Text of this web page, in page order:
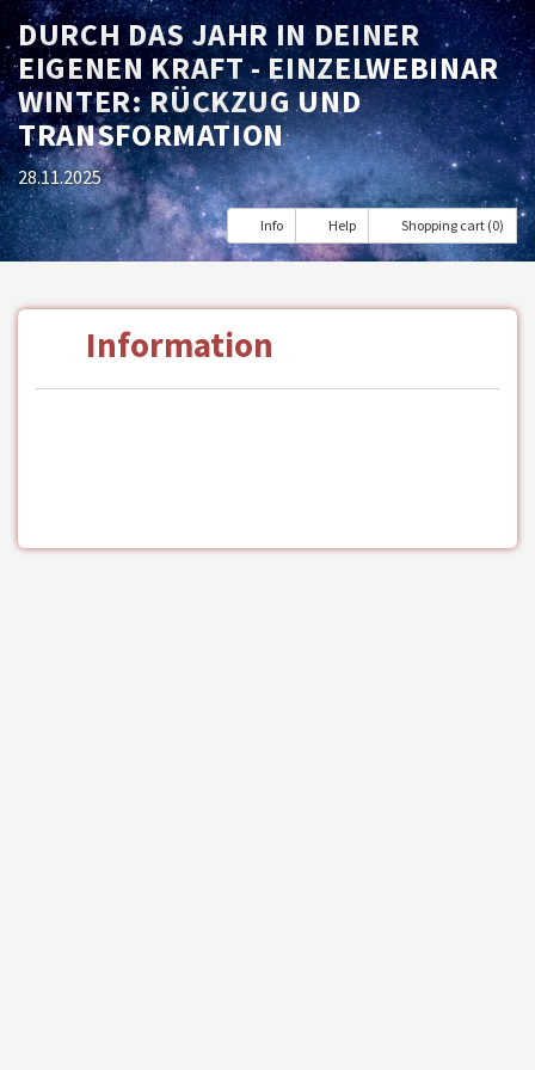
DURCH DAS JAHR IN DEINER
EIGENEN KRAFT - EINZELWEBINAR
WINTER: RÜCKZUG UND
TRANSFORMATION
28.11.2025
Info Help Shopping cart (0)
Information